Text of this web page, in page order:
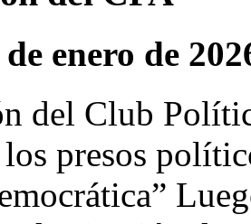
enero de
del Club
presos